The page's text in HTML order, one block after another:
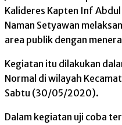
Kalideres Kapten Inf
Naman Setyawan
area publik dengan
Kegiatan itu dilakukan
Normal di wilayah
Sabtu (30/05/2020).
Dalam kegiatan uji coba